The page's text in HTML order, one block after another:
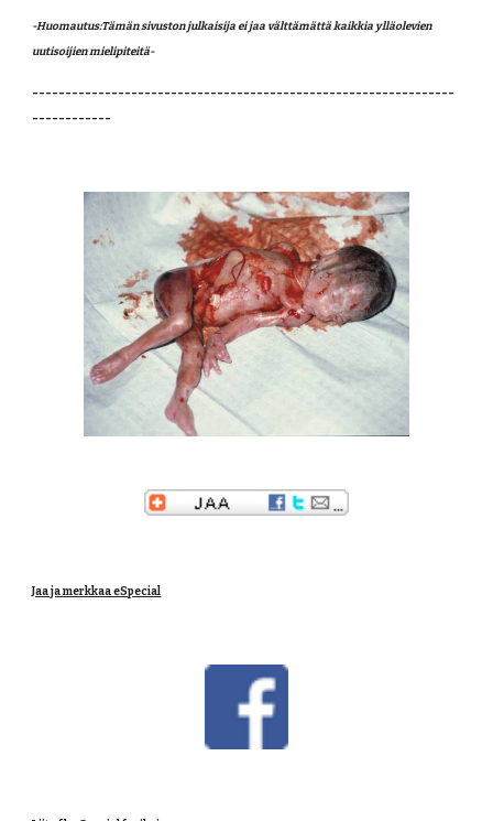
-Huomautus:Tämän sivuston julkaisija ei jaa välttämättä kaikkia ylläolevien
uutisoijien mielipiteitä-
----------------------------------------------------------------
------------
Jaa ja merkkaa eSpecial